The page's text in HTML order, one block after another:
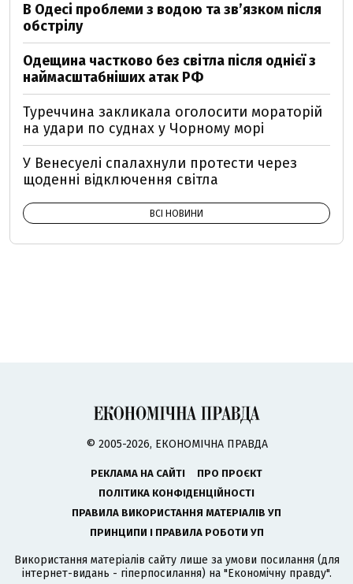
В Одесі проблеми з водою та звʼязком після
обстрілу
Одещина частково без світла після однієї з
наймасштабніших атак РФ
Туреччина закликала оголосити мораторій
на удари по суднах у Чорному морі
У Венесуелі спалахнули протести через
щоденні відключення світла
ВСІ НОВИНИ
© 2005-2026, ЕКОНОМІЧНА ПРАВДА
РЕКЛАМА НА САЙТІ
ПРО ПРОЄКТ
ПОЛІТИКА КОНФІДЕНЦІЙНОСТІ
ПРАВИЛА ВИКОРИСТАННЯ МАТЕРІАЛІВ УП
ПРИНЦИПИ І ПРАВИЛА РОБОТИ УП
Використання матеріалів сайту лише за умови посилання (для
інтернет-видань - гіперпосилання) на "Економічну правду".